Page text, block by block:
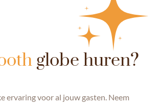
globe huren?
ervaring voor al jouw gasten. Neem